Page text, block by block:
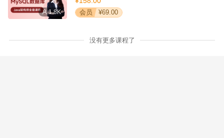
1.8K 会员 ¥69.00
没有更多课程了